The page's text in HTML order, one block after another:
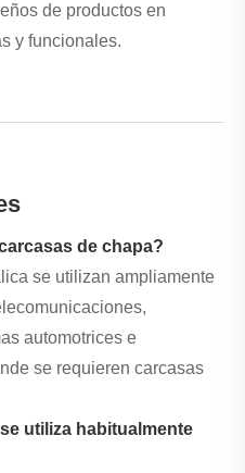
de productos en
y funcionales.
de chapa?
se utilizan ampliamente
automotrices e
se requieren carcasas
utiliza habitualmente